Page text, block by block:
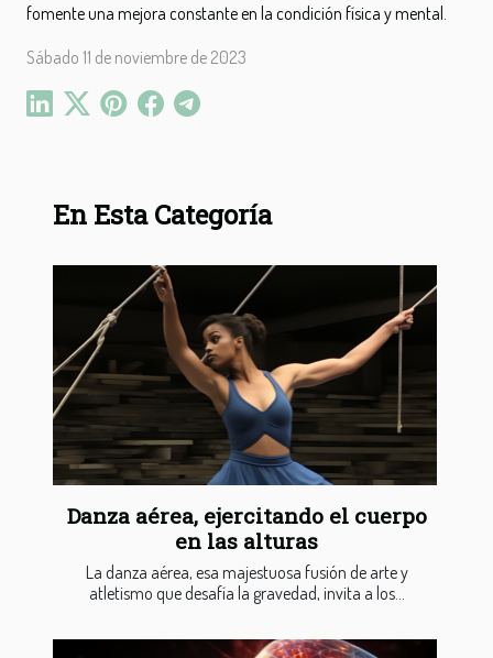
fomente una mejora constante en la condición física y mental.
Sábado 11 de noviembre de 2023
En Esta Categoría
Danza aérea, ejercitando el cuerpo
en las alturas
La danza aérea, esa majestuosa fusión de arte y
atletismo que desafía la gravedad, invita a los...